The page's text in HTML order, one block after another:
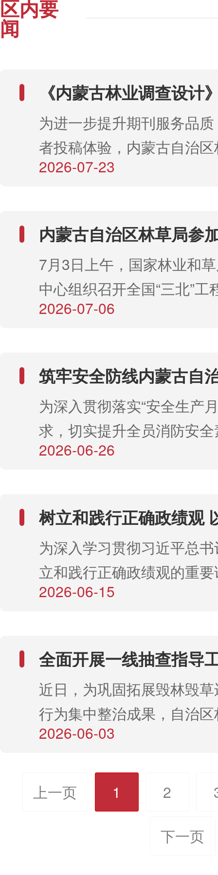
区内要
闻
《内蒙古林业调查设计
为进一步提升期刊服务品
者投稿体验，内蒙古自治
原监测规划院主办的《内
编系统。目前，官方采编
（https：／／nmld．cbpt
／portal）已全面开放。作
者投稿入口”并完成注册，
修改—录用”全流程线上化
审稿进度实时查询与反馈
效降低时间成本，提升学
效率。为保障投稿工作平
程的稿件，将继续按原渠
受系统切换影响。相关审
通过邮箱或电话（0471－
0471－3394105）与作者
蒙古自治区林业和草原监
进数字化办刊、提升服务
举措。《内蒙古林业调查
续聚焦林草科技领域，持
者、读者及审稿专家体验
共同见证内蒙古自治区林
测规划院期刊的数字化发
2026-07-23
内蒙古自治区林草局参
际交流会
7月3日上午，国家林业和
中心组织召开全国“三北”工
2026年上半年省际交流会
表我区就2026年度歼灭战
程建设进展成效、主要做
题及下一步重点工作等方
内蒙古自治区林草局草管
处，各有关盟市主要负责
塔克拉玛干沙漠边缘阻击
会宣传片。国家林草局一
旗同志传达了“三北”工程建
精神，通报了歼灭战区上半
言。国家林草局草原管理
司长解读了“草畜共治”行动
任务与实施路径。最后，
生态中心一级巡视员许传德
重要性，并就涉及省区开
二轮“三北”工程项目包片指
安排。下一步，内蒙古自
将紧盯2026年建设目标，
2026-07-06
筑牢安全防线内蒙古自
知识讲座及应急演练活
为深入贯彻落实“安全生产
求，切实提升全员消防安
急处置能力，近期，内蒙
全知识讲座及灭火器材现
动。本次活动特邀玉泉区
召政府专职消防队张斌同
讲。张斌同志结合长期一
验，围绕办公场所及家庭
救方法等内容进行了系统
过真实案例让大家更加深
了“防消结合、预防为主”的
座内容贴近实际、通俗易
等消防安全知识有了更清
理论培训结束后，进行了
了干粉灭火器的操作步骤
2026-06-26
树立和践行正确政绩观
总站赴东三盟开展重点
暨联合党建活动
为深入学习贯彻习近平总
立和践行正确政绩观的重
实把政绩观学习教育成果
兴安盟、通辽市，围绕森
险、乡村绿化美化、古树
基层林草工作站、林草科
项目、退耕还林工程、公
和羊草种植补贴项目八项
展专题调研，并同步在两
区开展联合党建活动，推
与业务工作深度融合、同
2026-06-15
全面开展一线抽查指导
近日，为巩固拓展毁林毁
行为集中整治成果，自治
保障中心、监测保障中心
各盟市、内蒙古森工集团
治工作中无问题图斑认定
整改销号等情况，现阶段
2026-06-03
上一页 1 2
下一页